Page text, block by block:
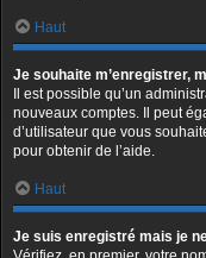
Haut
Je souhaite m’enregistrer,
Il est possible qu’un
nouveaux comptes. Il peut
d’utilisateur que vous
pour obtenir de l’aide.
Haut
Je suis enregistré mais je